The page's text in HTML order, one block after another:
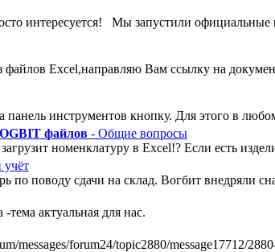
интересуется! Мы запустили
файлов Excel,направляю Вам ссылку на
панель инструментов кнопку. Для этого в
файлов - Общие вопросы
номенклатуру в Excel!? Если есть
по поводу сдачи на склад. Вогбит внедряли
актуальная для нас.
messages/forum24/topic2880/message17712/